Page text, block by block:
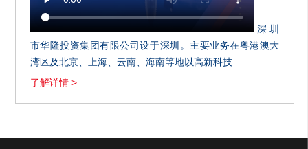
深圳
市华隆投资集团有限公司设于深圳。主要业务在粤港澳大
湾区及北京、上海、云南、海南等地以高新科技...
了解详情 >